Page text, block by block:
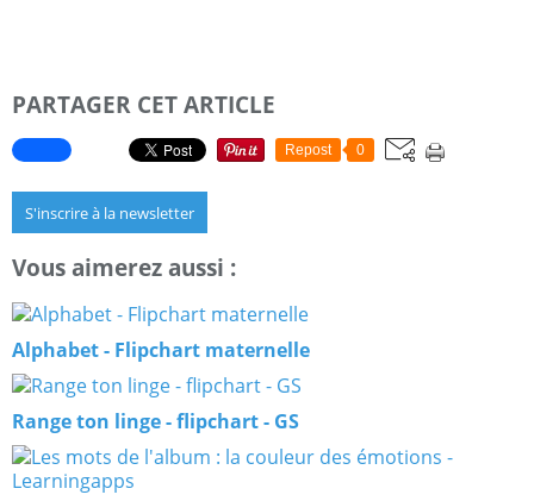
PARTAGER CET ARTICLE
Repost 0
S'inscrire à la newsletter
Vous aimerez aussi :
Alphabet - Flipchart maternelle
Range ton linge - flipchart - GS